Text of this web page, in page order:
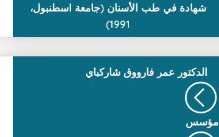
شهادة في طب الأسنان (جامعة اسطنبول،
1991)
الدكتور عمر فارووق شاركباي
مؤسس